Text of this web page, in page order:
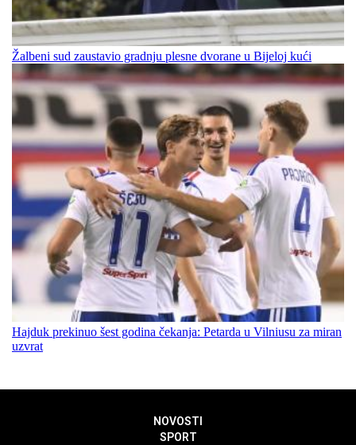
Žalbeni sud zaustavio gradnju plesne dvorane u Bijeloj kući
Hajduk prekinuo šest godina čekanja: Petarda u Vilniusu za miran
uzvrat
NOVOSTI
SPORT